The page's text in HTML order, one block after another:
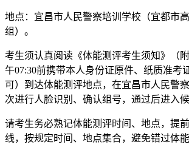
地点：宜昌市人民警察培训学校（宜都市
组）。
考生须认真阅读《体能测评考生须知》（
午07:30前携带本人身份证原件、纸质准考
可）到达体能测评地点，在宜昌市人民警
次进行人脸识别、确认组号，通过后进入候
请考生务必熟记体能测评时间、地点，提
线，按规定时间、地点集合，避免错过体能